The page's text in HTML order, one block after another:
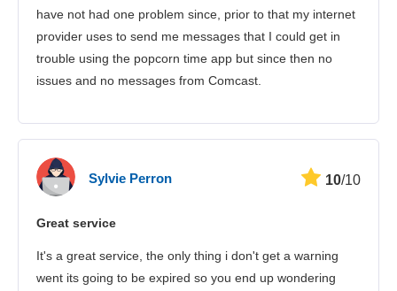
have not had one problem since, prior to that my internet
provider uses to send me messages that I could get in
trouble using the popcorn time app but since then no
issues and no messages from Comcast.
Sylvie Perron 10/10
Great service
It's a great service, the only thing i don't get a warning
went its going to be expired so you end up wondering